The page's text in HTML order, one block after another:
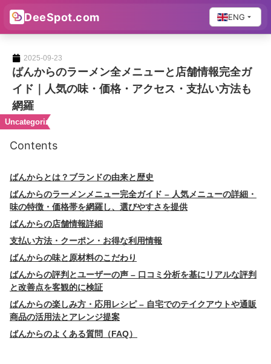
DeeSpot.com ENG
2025-09-23
ばんからのラーメン全メニューと店舗情報完全ガ
イド｜人気の味・価格・アクセス・支払い方法も
網羅
Uncategorized
Contents
ばんからとは？ブランドの由来と歴史
ばんからのラーメンメニュー完全ガイド – 人気メニューの詳細・
味の特徴・価格帯を網羅し、選びやすさを提供
ばんからの店舗情報詳細
支払い方法・クーポン・お得な利用情報
ばんからの味と原材料のこだわり
ばんからの評判とユーザーの声 – 口コミ分析を基にリアルな評判
と改善点を客観的に検証
ばんからの楽しみ方・応用レシピ – 自宅でのテイクアウトや通販
商品の活用法とアレンジ提案
ばんからのよくある質問（FAQ）